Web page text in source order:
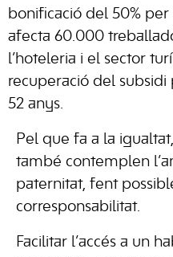
bonificació del 50%
afecta 60.000
l’hoteleria i el sector
recuperació del subsidi
52 anys.
Pel que fa a la
també contemplen
paternitat, fent
corresponsabilitat.
Facilitar l’accés a un